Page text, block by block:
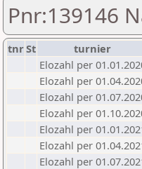
Pnr:139146
tnrSt turnier
Elozahl per
Elozahl per
Elozahl per
Elozahl per
Elozahl per
Elozahl per
Elozahl per